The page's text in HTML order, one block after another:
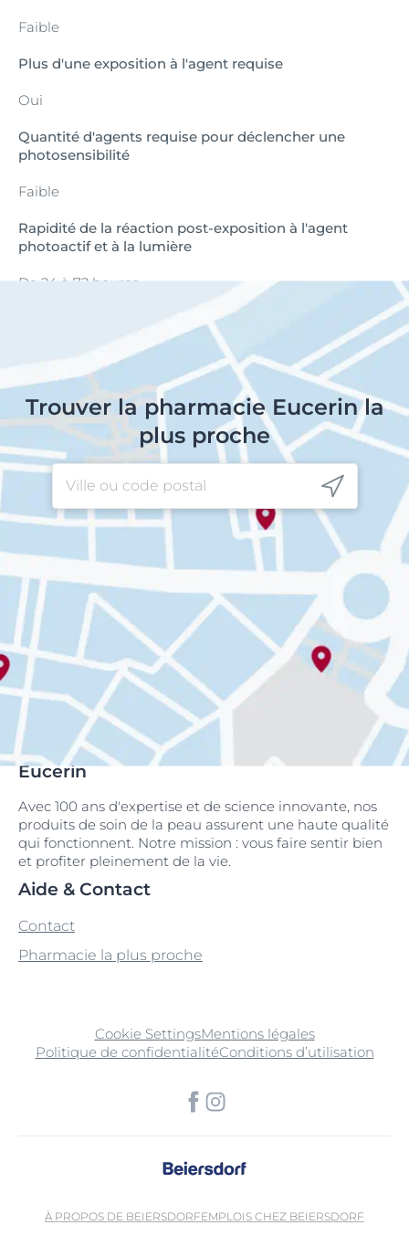
Faible
Plus d'une exposition à l'agent requise
Oui
Quantité d'agents requise pour déclencher une
photosensibilité
Faible
Rapidité de la réaction post-exposition à l'agent
photoactif et à la lumière
De 24 à 72 heures
Trouver la pharmacie Eucerin la
plus proche
Eucerin
Avec 100 ans d'expertise et de science innovante, nos
produits de soin de la peau assurent une haute qualité
qui fonctionnent. Notre mission : vous faire sentir bien
et profiter pleinement de la vie.
Aide & Contact
Contact
Pharmacie la plus proche
Cookie SettingsMentions légales
Politique de confidentialitéConditions d’utilisation
À PROPOS DE BEIERSDORFEMPLOIS CHEZ BEIERSDORF